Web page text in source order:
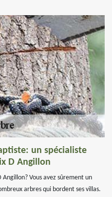
un spécialiste
D Angillon
Vous avez sûrement un
arbres qui bordent ses villas.